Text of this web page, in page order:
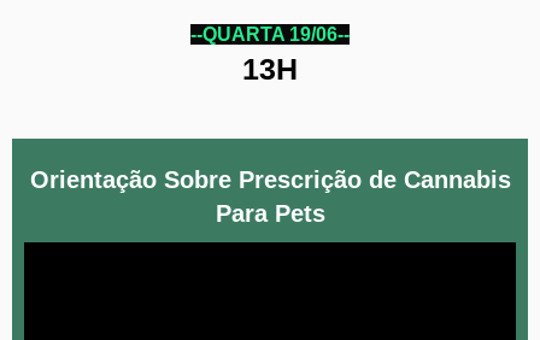
--QUARTA 19/06--
13H
Orientação Sobre Prescrição de Cannabis
Para Pets